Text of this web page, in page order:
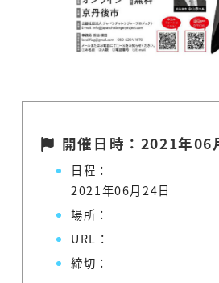
開催日時：2021年06
日程：
2021年06月24日
場所：
URL：
締切：